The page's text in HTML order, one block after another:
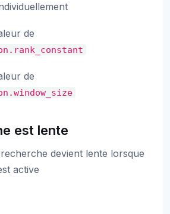
de
de
est lente
devient lente lorsque
active